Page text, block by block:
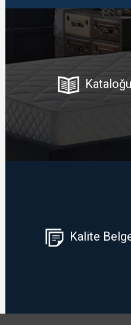
Kalite